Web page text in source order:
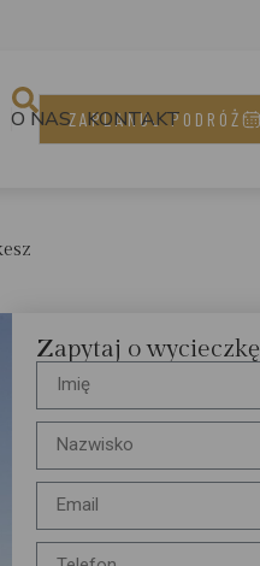
O NAS KONTAKT
ZAPLANUJ PODRÓŻ
Zapytaj o wycieczkę